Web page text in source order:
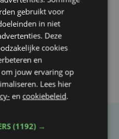
versterken dienst in AZ
gynaecoloog
gebruikt voor
in niet
Deze
cookies
en
jouw ervaring op
Lees hier
en cookiebeleid.
(1192) →